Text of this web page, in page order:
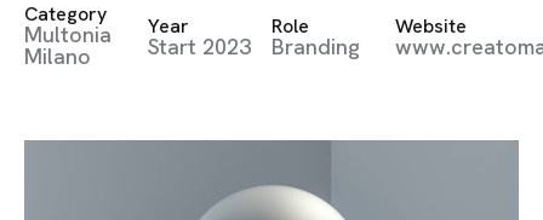
Category
Multonia
Milano
Year
Start 2023
Role
Branding
Website